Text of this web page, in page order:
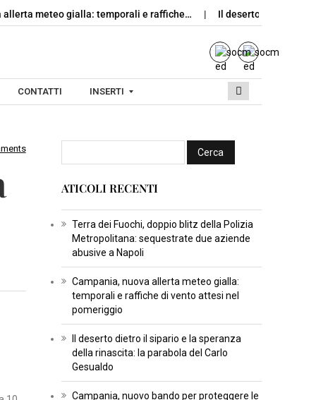
allerta meteo gialla: temporali e raffiche… Il deserto dietro il
CONTATTI INSERTI
S
R
T
C
U
L
U
R
ATICOLI RECENTI
Terra dei Fuochi, doppio blitz della Polizia
Metropolitana: sequestrate due aziende
abusive a Napoli
Campania, nuova allerta meteo gialla:
temporali e raffiche di vento attesi nel
pomeriggio
Il deserto dietro il sipario e la speranza
della rinascita: la parabola del Carlo
Gesualdo
Campania, nuovo bando per proteggere le